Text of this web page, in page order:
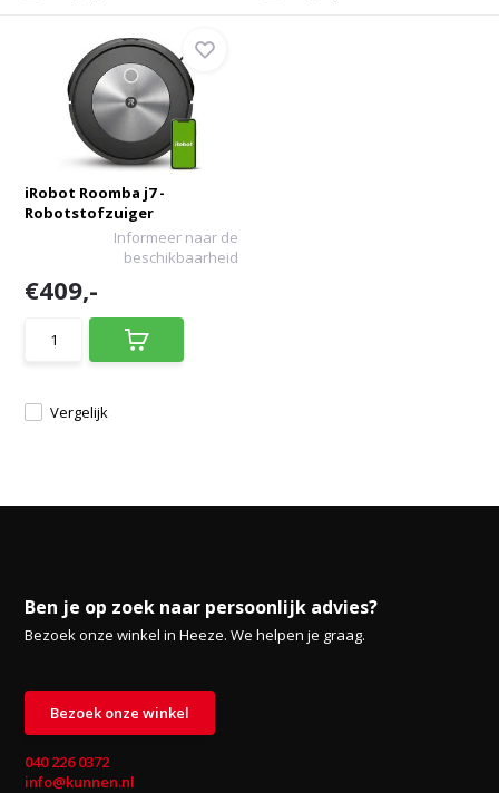
iRobot Roomba j7 -
Robotstofzuiger
Vergelijk
Informeer naar de
beschikbaarheid
€409,-
Ben je op zoek naar persoonlijk advies?
Bezoek onze winkel in Heeze. We helpen je graag.
Bezoek onze winkel
040 226 0372
info@kunnen.nl